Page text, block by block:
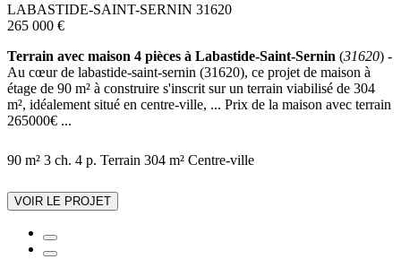
LABASTIDE-SAINT-SERNIN 31620
265 000 €
Terrain avec maison 4 pièces à Labastide-Saint-Sernin (31620) -
Au cœur de labastide-saint-sernin (31620), ce projet de maison à
étage de 90 m² à construire s'inscrit sur un terrain viabilisé de 304
m², idéalement situé en centre-ville, ... Prix de la maison avec terrain
265000€ ...
90 m² 3 ch. 4 p. Terrain 304 m² Centre-ville
VOIR LE PROJET